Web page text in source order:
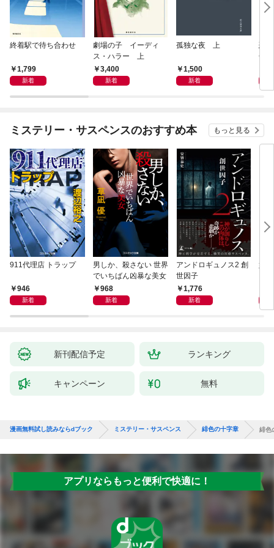
終着駅で待ち合わせ
1,799
新着
劇場の子 イーディ
ス・ハラー 上
3,400
新着
孤独な夜 上
1,500
新着
恐
化
ミステリー・サスペンスのおすすめ本 もっと見る
911代理店 トラップ
946
新着
男しか、殺さない 世界
でいちばん凶暴な美女
968
新着
アンドロギュノス2 創
世因子
1,776
新着
姐
新刊配信予定 ランキング
キャンペーン 無料
漫画無料試し読みならdブック ミステリー・サスペンス 緋色の十字章 緋色
アプリならもっと便利で快適に！